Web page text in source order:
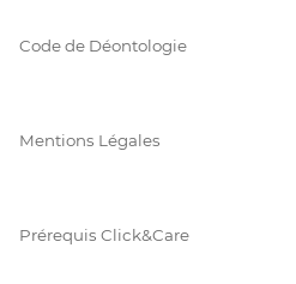
Code de Déontologie
Mentions Légales
Prérequis Click&Care